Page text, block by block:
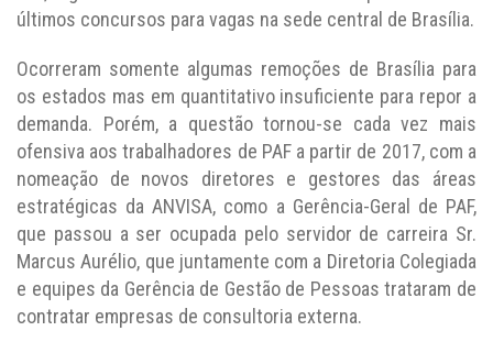
últimos concursos para vagas na sede central de Brasília.
Ocorreram somente algumas remoções de Brasília para
os estados mas em quantitativo insuficiente para repor a
demanda. Porém, a questão tornou-se cada vez mais
ofensiva aos trabalhadores de PAF a partir de 2017, com a
nomeação de novos diretores e gestores das áreas
estratégicas da ANVISA, como a Gerência-Geral de PAF,
que passou a ser ocupada pelo servidor de carreira Sr.
Marcus Aurélio, que juntamente com a Diretoria Colegiada
e equipes da Gerência de Gestão de Pessoas trataram de
contratar empresas de consultoria externa.